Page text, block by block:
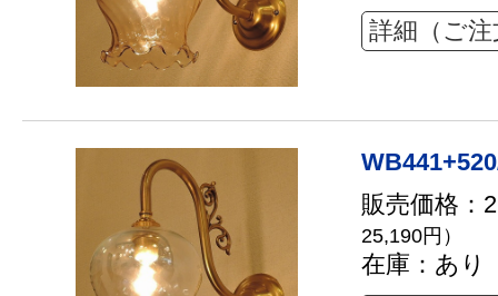
詳細（ご
販売価格：
25,190円）
在庫：あり